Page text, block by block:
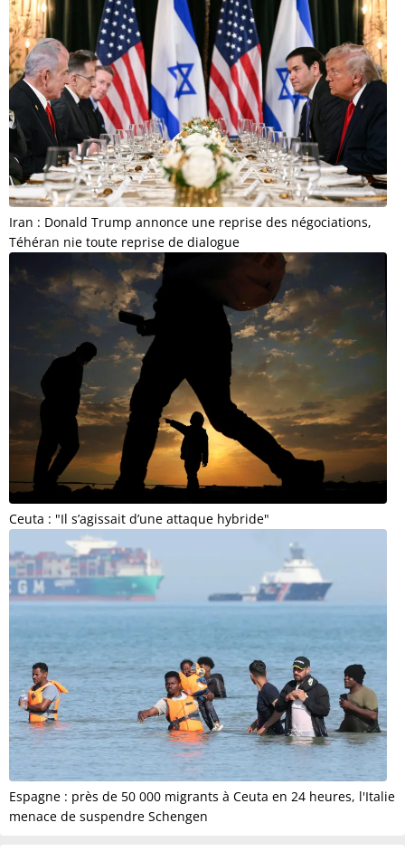
Iran : Donald Trump annonce une reprise des négociations,
Téhéran nie toute reprise de dialogue
Ceuta : "Il s’agissait d’une attaque hybride"
Espagne : près de 50 000 migrants à Ceuta en 24 heures, l'Italie
menace de suspendre Schengen